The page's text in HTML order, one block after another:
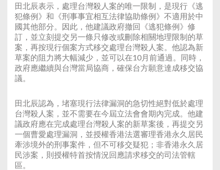
田北辰表示，處理台灣殺人案的唯一限制，是現行《逃
犯條例》和《刑事事宜相互法律協助條例》不適用於中
國其他部分。因此，他建議政府撤回《逃犯條例》修
訂，並立刻提交另一條只修改或刪除相關地理限制的草
案，再按現行個案方式移交處理台灣殺人案。他認為新
草案的阻力將大幅減少，並可以在10月前通過。同時，
政府應繼續與台灣當局協商，確保台方願意達成移交協
議。
田北辰認為，堵塞現行法律漏洞的急切性絕對低於處理
台灣殺人案，並不需要在今屆立法會會期內完成。他建
議政府應在完成處理台灣殺人案的新草案後，再提交另
一個曹愛處理漏洞，並授權香港法選審理香港永久居民
牽涉境外的刑事案件，但不可移交疑犯；非香港永久居
民涉案，則授權特首按情況回應請求移交的司法管轄
區。